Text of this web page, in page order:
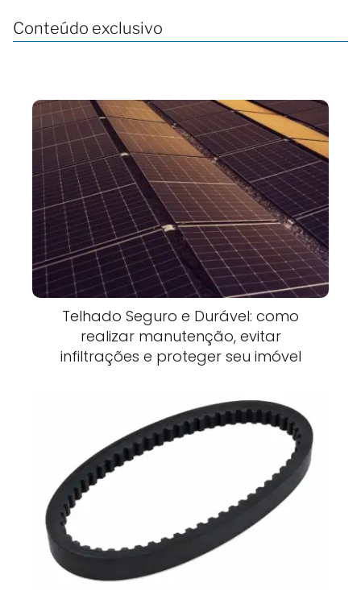
Conteúdo exclusivo
Telhado Seguro e Durável: como
realizar manutenção, evitar
infiltrações e proteger seu imóvel